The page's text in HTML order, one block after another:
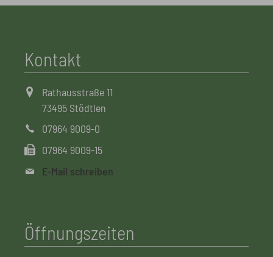
Kontakt
Rathausstraße 11
73495 Stödtlen
07964 9009-0
07964 9009-15
E-Mail schreiben
Öffnungszeiten